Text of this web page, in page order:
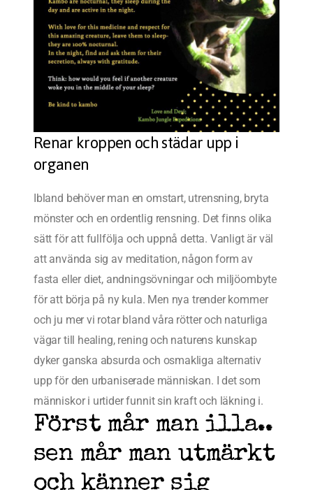
Renar kroppen och städar upp i
organen
Ibland behöver man en omstart, utrensning, bryta
mönster och en ordentlig rensning. Det finns olika
sätt för att fullfölja och uppnå detta. Vanligt är väl
att använda sig av meditation, någon form av
fasta eller diet, andningsövningar och miljöombyte
för att börja på ny kula. Men nya trender kommer
och ju mer vi rotar bland våra rötter och naturliga
vägar till healing, rening och naturens kunskap
dyker ganska absurda och osmakliga alternativ
upp för den urbaniserade människan. I det som
människor i urtider funnit sin kraft och läkning i.
Först mår man illa..
sen mår man utmärkt
och känner sig